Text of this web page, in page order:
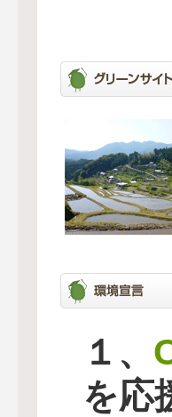
１、
を応